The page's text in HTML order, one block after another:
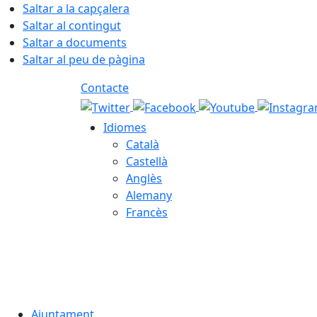
Saltar a la capçalera
Saltar al contingut
Saltar a documents
Saltar al peu de pàgina
Contacte
Idiomes
Català
Castellà
Anglès
Alemany
Francès